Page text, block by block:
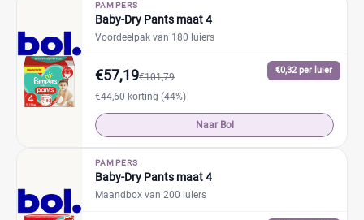
PAMPERS
Baby-Dry Pants maat 4
Voordeelpak van 180 luiers
€0,32 per luier
€57,19€101,79
€44,60 korting (44%)
Naar Bol
PAMPERS
Baby-Dry Pants maat 4
Maandbox van 200 luiers